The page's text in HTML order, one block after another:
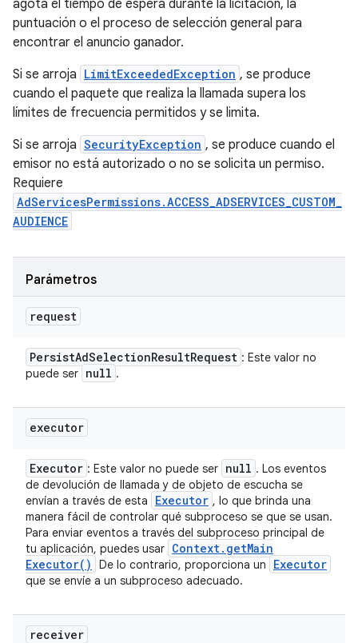
agota el tiempo de espera durante la licitación, la
puntuación o el proceso de selección general para
encontrar el anuncio ganador.
Si se arroja LimitExceededException , se produce
cuando el paquete que realiza la llamada supera los
límites de frecuencia permitidos y se limita.
Si se arroja SecurityException , se produce cuando el
emisor no está autorizado o no se solicita un permiso.
Requiere
AdServicesPermissions.ACCESS_ADSERVICES_CUSTOM_
AUDIENCE
Parámetros
request
PersistAdSelectionResultRequest : Este valor no
puede ser null .
executor
Executor : Este valor no puede ser null . Los eventos
de devolución de llamada y de objeto de escucha se
envían a través de esta
Executor , lo que brinda una
manera fácil de controlar qué subproceso se que se usan.
Para enviar eventos a través del subproceso principal de
tu aplicación, puedes usar Context. getMain
Executor( ) De lo contrario, proporciona un Executor
que se envíe a un subproceso adecuado.
receiver